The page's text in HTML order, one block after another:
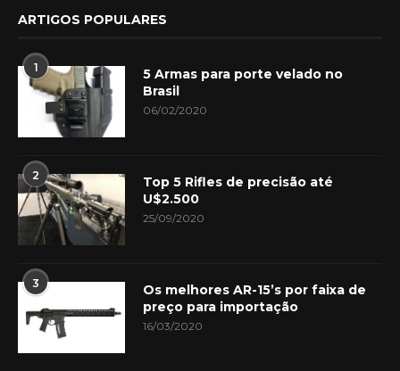
ARTIGOS POPULARES
1
5 Armas para porte velado no
Brasil
06/02/2020
2
Top 5 Rifles de precisão até
U$2.500
25/09/2020
3
Os melhores AR-15’s por faixa de
preço para importação
16/03/2020